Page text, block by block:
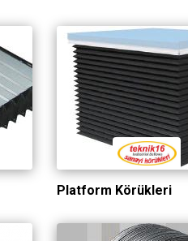
Platform Körükleri